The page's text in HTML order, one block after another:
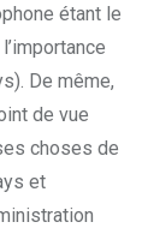
étant le
De même,
de vue
choses de
et